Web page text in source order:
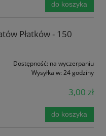
do koszyka
Płatków - 150
Dostępność: na wyczerpaniu
Wysyłka w: 24 godziny
3,00 zł
do koszyka